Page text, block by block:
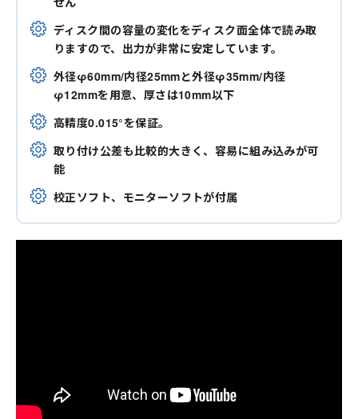
ディスク間の容量の変化をディスク面全体で読み取
りますので、出力が非常に安定しています。
外径φ60mm/内径25mmと外径φ35mm/内径
φ12mmを用意、厚さは10mm以下
高精度0.015°を保証。
取り付け公差も比較的大きく、容易に組み込みが可
能
校正ソフト、モニターソフトが付属